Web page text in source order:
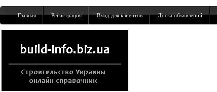
Главная Регистрация Вход для клиентов Доска объявлений